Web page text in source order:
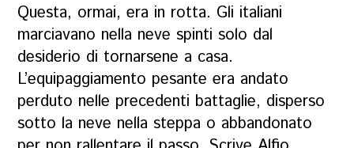
Questa, ormai, era in rotta. Gli italiani
marciavano nella neve spinti solo dal
desiderio di tornarsene a casa.
L’equipaggiamento pesante era andato
perduto nelle precedenti battaglie, disperso
sotto la neve nella steppa o abbandonato